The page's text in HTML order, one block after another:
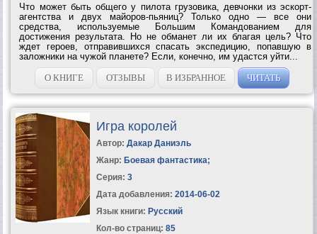
Что может быть общего у пилота грузовика, девчонки из эскорт-
агентства и двух майоров-пьяниц? Только одно — все они
средства, используемые Большим Командованием для
достижения результата. Но не обманет ли их благая цель? Что
ждет героев, отправившихся спасать экспедицию, попавшую в
заложники на чужой планете? Если, конечно, им удастся уйти...
О КНИГЕ
ОТЗЫВЫ В ИЗБРАННОЕ ЧИТАТЬ
Игра королей
Автор: Дакар Даниэль
Жанр: Боевая фантастика;
Серия: 3
Дата добавления: 2014-06-02
Язык книги: Русский
Кол-во страниц: 85